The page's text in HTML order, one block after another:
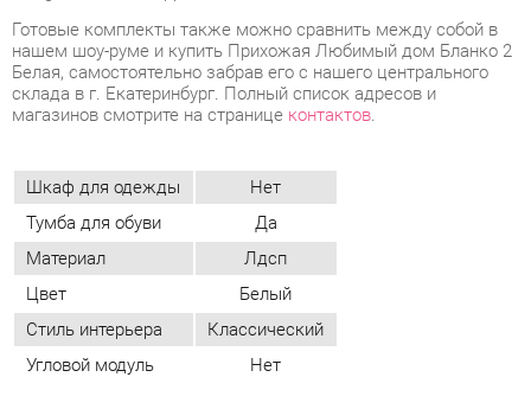
Шкаф для одежды
Нет
Тумба для обуви
Да
Материал
Лдсп
Стиль интерьера
Классический
Угловой модуль
Нет
ОТЗЫВЫ
Пока нет отзывов, поделитесь первым своим мнением.
ДОБАВИТЬ ОТЗЫВ